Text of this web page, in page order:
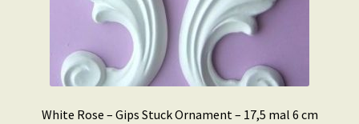
White Rose – Gips Stuck Ornament – 17,5 mal 6 cm